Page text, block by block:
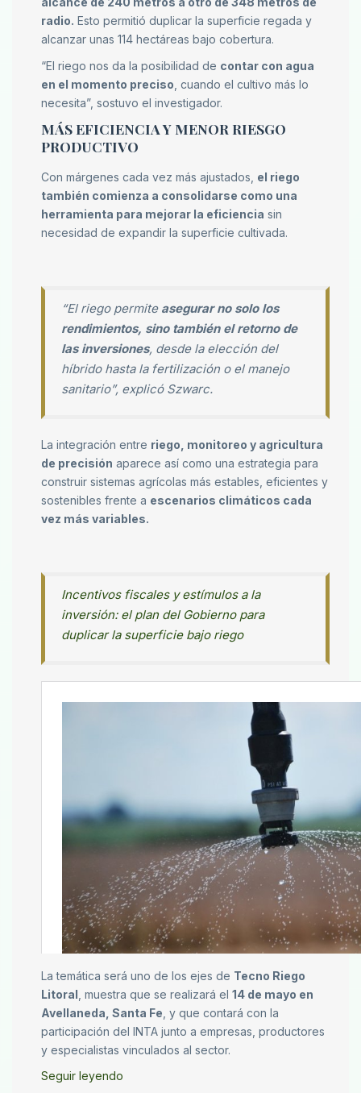
radio. Esto permitió duplicar la superficie regada y
alcanzar unas 114 hectáreas bajo cobertura.
“El riego nos da la posibilidad de contar con agua
en el momento preciso , cuando el cultivo más lo
necesita”, sostuvo el investigador.
MÁS EFICIENCIA Y MENOR RIESGO
PRODUCTIVO
Con márgenes cada vez más ajustados, el riego
también comienza a consolidarse como una
herramienta para mejorar la eficiencia sin
necesidad de expandir la superficie cultivada.
“El riego permite asegurar no solo los
rendimientos, sino también el retorno de
las inversiones, desde la elección del
híbrido hasta la fertilización o el manejo
sanitario”, explicó Szwarc.
La integración entre riego, monitoreo y agricultura
de precisión aparece así como una estrategia para
construir sistemas agrícolas más estables, eficientes y
sostenibles frente a escenarios climáticos cada
vez más variables.
Incentivos fiscales y estímulos a la
inversión: el plan del Gobierno para
duplicar la superficie bajo riego
La temática será uno de los ejes de Tecno Riego
Litoral , muestra que se realizará el 14 de mayo en
Avellaneda, Santa Fe , y que contará con la
participación del INTA junto a empresas, productores
y especialistas vinculados al sector.
Seguir leyendo